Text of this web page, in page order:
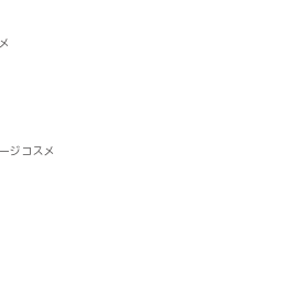
ジコスメ